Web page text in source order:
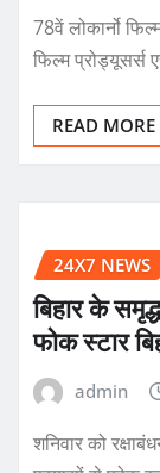
78वें लोकार्नो
फिल्म प्रोड्यूसर्स
READ MORE
24X7 NEWS
बिहार के
फोक स्टार
admin
शनिवार को